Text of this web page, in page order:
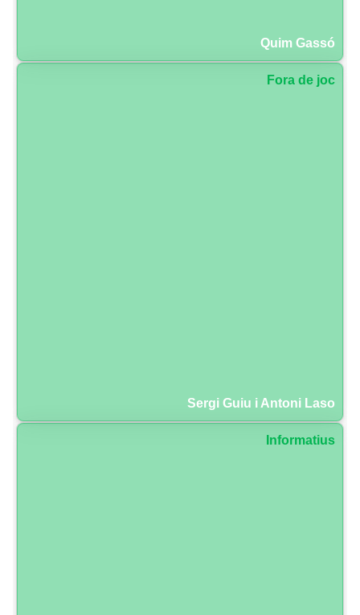
Quim Gassó
Fora de joc
Sergi Guiu i Antoni Laso
Informatius